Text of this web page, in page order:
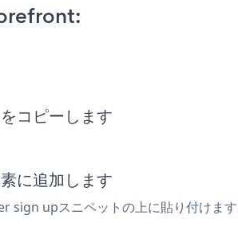
コピーします
に追加します
upスニペットの上に貼り付けま